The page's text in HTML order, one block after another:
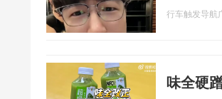
行车触发导航
味全硬